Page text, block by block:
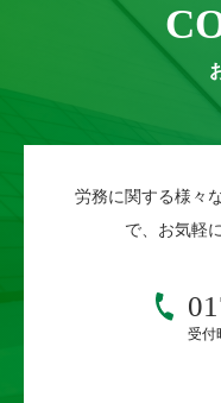
労務に関する様々
で、お気軽
受付